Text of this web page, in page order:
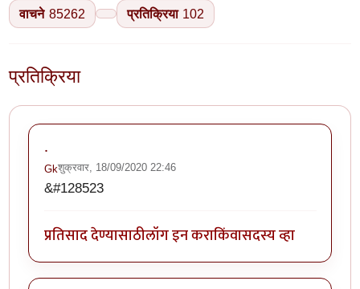
वाचने 85262 प्रतिक्रिया 102
प्रतिक्रिया
.
Gkशुक्रवार, 18/09/2020 22:46
&#128523
प्रतिसाद देण्यासाठीलॉग इन कराकिंवासदस्य व्हा